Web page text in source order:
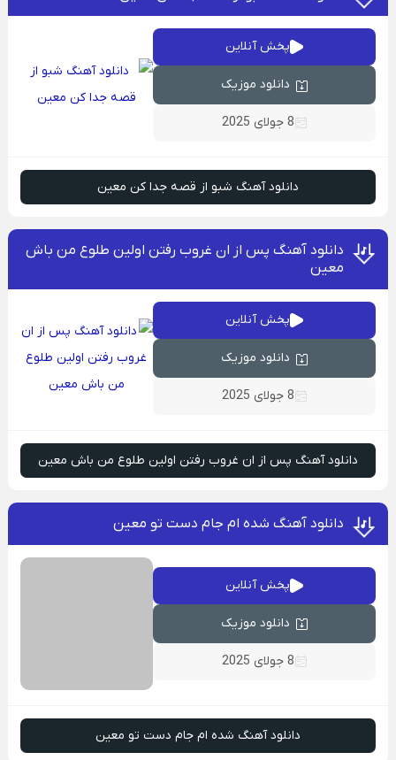
پخش آنلاین
دانلود موزیک
8 جولای 2025
دانلود آهنگ شبو از قصه جدا کن معین
دانلود آهنگ پس از ان غروب رفتن اولین طلوع من باش
معین
پخش آنلاین
دانلود موزیک
8 جولای 2025
دانلود آهنگ پس از ان غروب رفتن اولین طلوع من باش معین
دانلود آهنگ شده ام جام دست تو معین
پخش آنلاین
دانلود موزیک
8 جولای 2025
دانلود آهنگ شده ام جام دست تو معین